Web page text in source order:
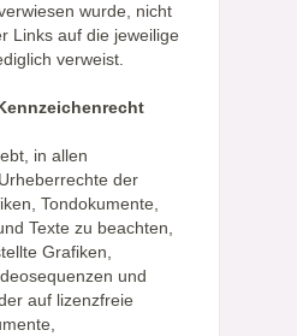
wurde, nicht
Links auf die jeweilige
verweist.
in allen
der
Tondokumente,
Texte zu beachten,
Grafiken,
und
auf lizenzfreie